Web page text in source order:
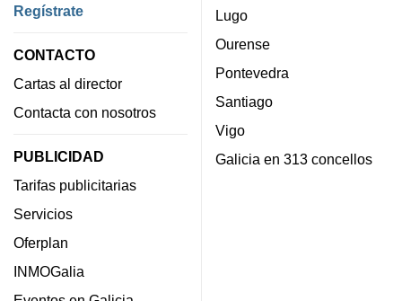
Regístrate
CONTACTO
Cartas al director
Contacta con nosotros
PUBLICIDAD
Tarifas publicitarias
Servicios
Oferplan
INMOGalia
Lugo
Ourense
Pontevedra
Santiago
Vigo
Galicia en 313 concellos